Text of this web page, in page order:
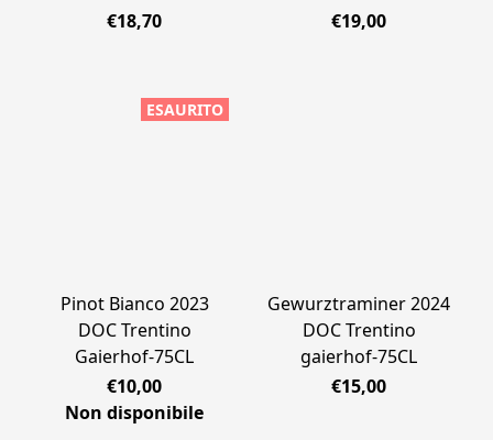
€18,70
€19,00
ESAURITO
Pinot Bianco 2023
DOC Trentino
Gaierhof-75CL
€10,00
Non disponibile
Gewurztraminer 2024
DOC Trentino
gaierhof-75CL
€15,00